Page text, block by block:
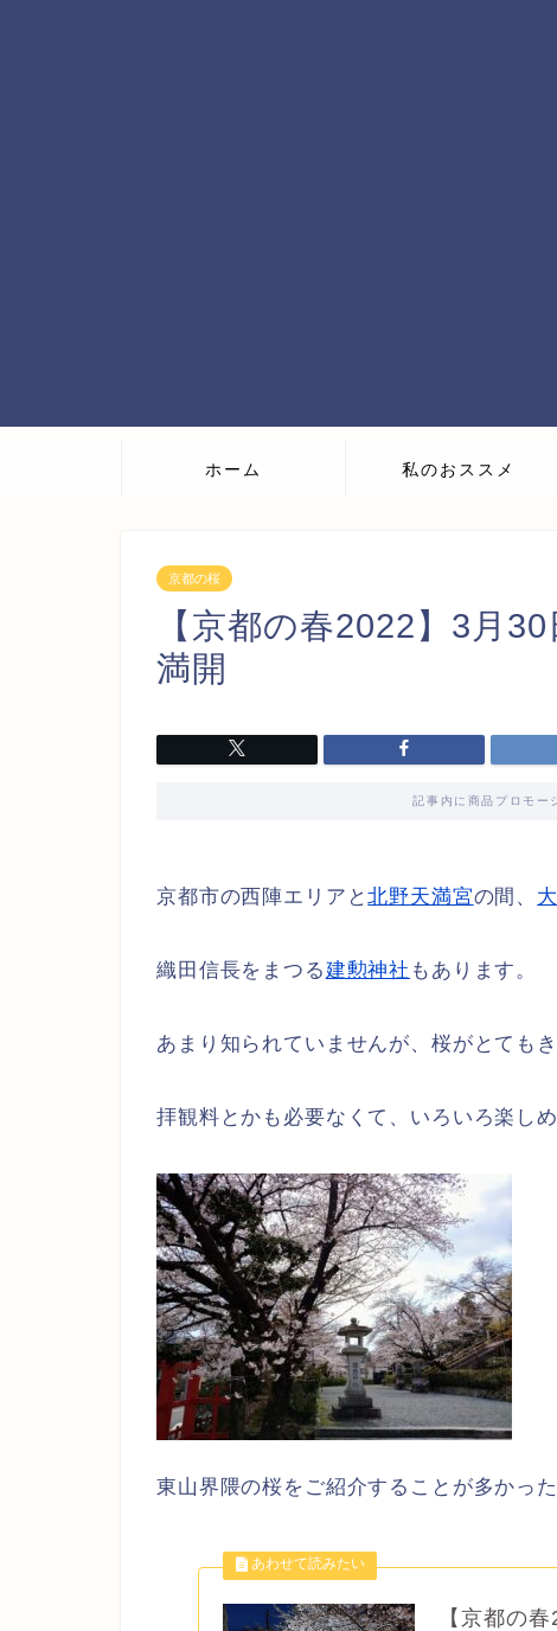
ホーム 私のおススメ
京都の桜
【京都の春2022】3月
満開
記事内に商品プロモー
京都市の西陣エリアと北野天満宮の間、
織田信長をまつる建勲神社 もあります。
あまり知られていませんが、桜がとても
拝観料とかも必要なくて、いろいろ楽し
東山界隈の桜をご紹介することが多かっ
【京都の